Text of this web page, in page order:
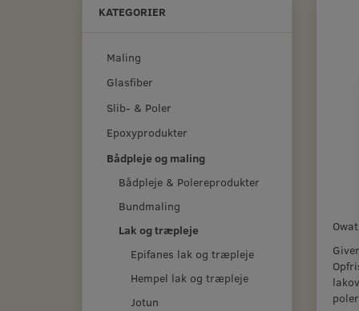
KATEGORIER
Maling
Glasfiber
Slib- & Poler
Epoxyprodukter
Bådpleje og maling
Bådpleje & Polereprodukter
Bundmaling
Lak og træpleje
Epifanes lak og træpleje
Hempel lak og træpleje
Jotun